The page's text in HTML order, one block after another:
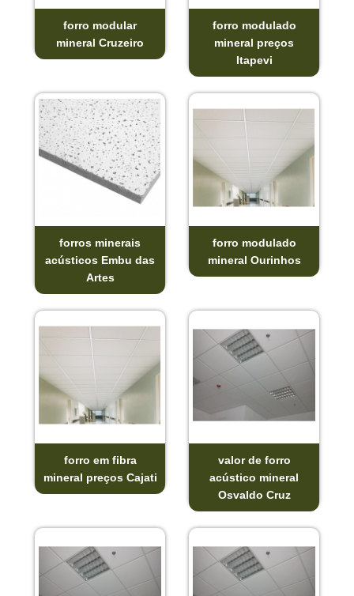
forro modular
mineral Cruzeiro
forro modulado
mineral preços
Itapevi
forros minerais
acústicos Embu das
Artes
forro modulado
mineral Ourinhos
forro em fibra
mineral preços Cajati
valor de forro
acústico mineral
Osvaldo Cruz